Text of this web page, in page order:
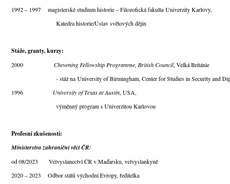
1992 – 1997 magisterské studium historie – Filozofická fakulta Univerzity Karlovy,
Katedra historie/Ústav světových dějin
Stáže, granty, kurzy:
2000 Chevening Fellowship Programme, British Council, Velká Británie
- stáž na University of Birmingham, Center for Studies in Security and
1996 University of Texas at Austin, USA,
výměnný program s Univerzitou Karlovou
Profesní zkušenosti:
Ministerstvo zahraniční věcí ČR:
od 08/2023 Velvyslanectví ČR v Maďarsku, velvyslankyně
2020 – 2023 Odbor států východní Evropy, ředitelka